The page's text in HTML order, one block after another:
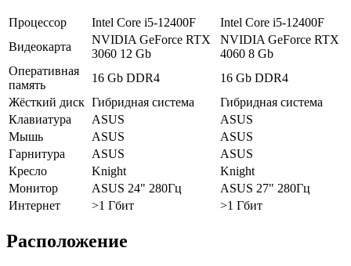
Процессор Intel Core i5-12400F
Intel Core i5-12400F
Видеокарта
NVIDIA GeForce RTX
3060 12 Gb
NVIDIA GeForce RTX
4060 8 Gb
Оперативная
память
16 Gb DDR4
16 Gb DDR4
Жёсткий диск Гибридная система
Гибридная система
Клавиатура
ASUS
ASUS
Мышь
ASUS
ASUS
Гарнитура
ASUS
ASUS
Кресло
Knight
Knight
Монитор
ASUS 24" 280Гц
ASUS 27" 280Гц
Интернет
>1 Гбит >1 Гбит
Расположение